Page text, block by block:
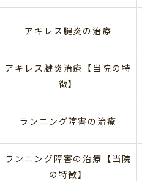
アキレス腱炎の治療
アキレス腱炎治療【当院の特
徴】
ランニング障害の治療
ランニング障害の治療【当院
の特徴】